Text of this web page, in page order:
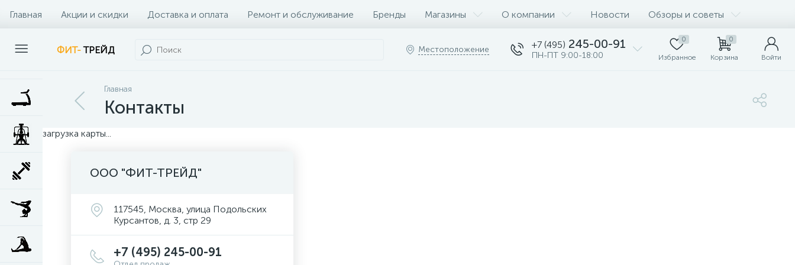
Главная Акции и скидки Доставка и оплата Ремонт и обслуживание Бренды Магазины О компании Новости Обзоры и советы
Наши клиенты Контакты
ФИТ-ТРЕЙД Местоположение +7 (495) 245-00-91
ПН-ПТ 9:00-18:00
0
Избранное
0
Корзина Войти
Главная
Контакты
ООО "ФИТ-ТРЕЙД"
117545, Москва, улица Подольских
Курсантов, д. 3, стр 29
+7 (495) 245-00-91
загрузка карты...